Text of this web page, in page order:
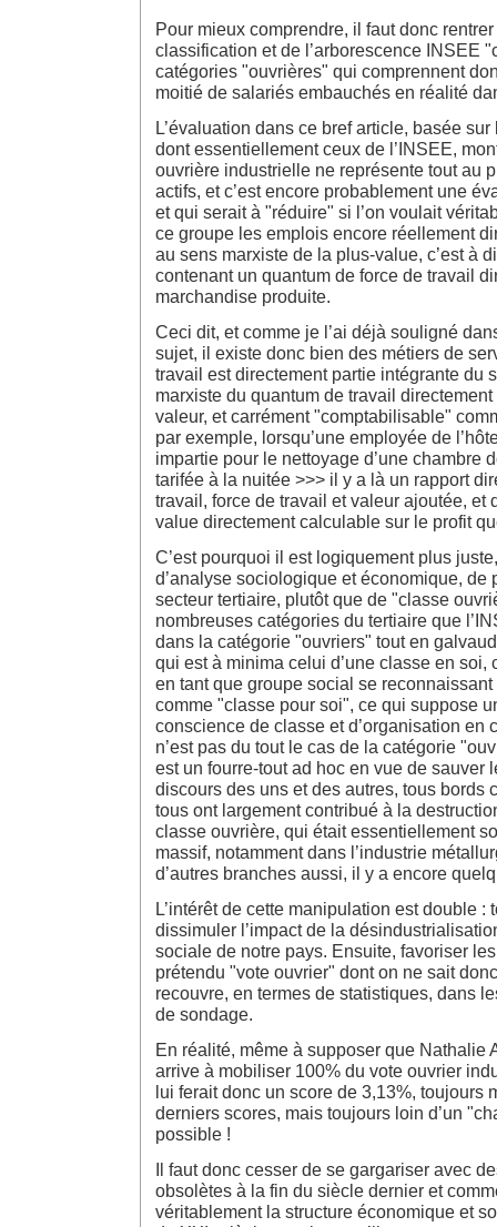
Pour mieux comprendre, il faut donc
classification et de l’arborescence INSEE
catégories "ouvrières" qui comprennent
moitié de salariés embauchés en réalité
L’évaluation dans ce bref article, basée
dont essentiellement ceux de l’INSEE,
ouvrière industrielle ne représente tout au
actifs, et c’est encore probablement une
et qui serait à "réduire" si l’on voulait
ce groupe les emplois encore réellement
au sens marxiste de la plus-value, c’est à
contenant un quantum de force de travail
marchandise produite.
Ceci dit, et comme je l’ai déjà souligné
sujet, il existe donc bien des métiers de
travail est directement partie intégrante du
marxiste du quantum de travail
valeur, et carrément "comptabilisable"
par exemple, lorsqu’une employée de
impartie pour le nettoyage d’une chambre
tarifée à la nuitée >>> il y a là un rapport
travail, force de travail et valeur ajoutée, et
value directement calculable sur le profit
C’est pourquoi il est logiquement plus
d’analyse sociologique et économique, de
secteur tertiaire, plutôt que de "classe
nombreuses catégories du tertiaire que
dans la catégorie "ouvriers" tout en
qui est à minima celui d’une classe en soi,
en tant que groupe social se
comme "classe pour soi", ce qui suppose
conscience de classe et d’organisation en
n’est pas du tout le cas de la catégorie
est un fourre-tout ad hoc en vue de sauver
discours des uns et des autres, tous bords
tous ont largement contribué à la
classe ouvrière, qui était essentiellement
massif, notamment dans l’industrie
d’autres branches aussi, il y a encore
L’intérêt de cette manipulation est double :
dissimuler l’impact de la
sociale de notre pays. Ensuite, favoriser
prétendu "vote ouvrier" dont on ne sait
recouvre, en termes de statistiques, dans
de sondage.
En réalité, même à supposer que Nathalie
arrive à mobiliser 100% du vote ouvrier
lui ferait donc un score de 3,13%, toujours
derniers scores, mais toujours loin d’un
possible !
Il faut donc cesser de se gargariser avec
obsolètes à la fin du siècle dernier et
véritablement la structure économique et